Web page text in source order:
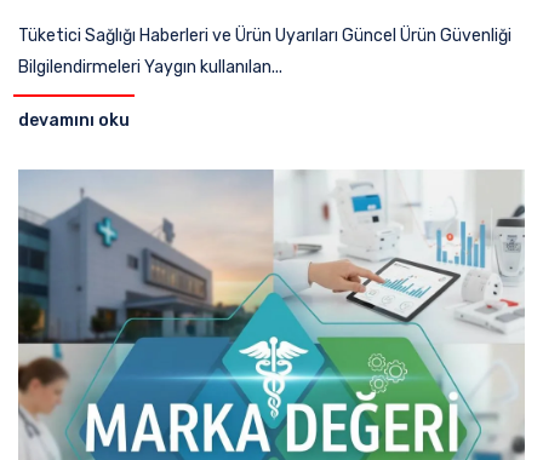
Tüketici Sağlığı Haberleri ve Ürün Uyarıları Güncel Ürün Güvenliği
Bilgilendirmeleri Yaygın kullanılan...
devamını oku